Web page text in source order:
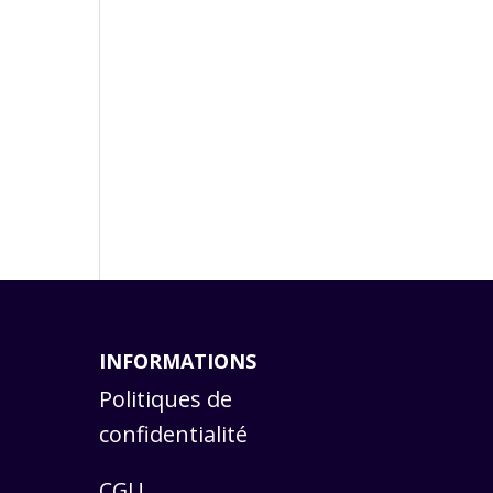
INFORMATIONS
Politiques de
confidentialité